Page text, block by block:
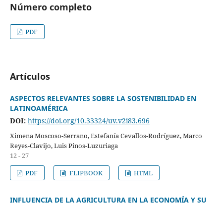
Número completo
PDF
Artículos
ASPECTOS RELEVANTES SOBRE LA SOSTENIBILIDAD EN
LATINOAMÉRICA
DOI: https://doi.org/10.33324/uv.v2i83.696
Ximena Moscoso-Serrano, Estefanía Cevallos-Rodríguez, Marco
Reyes-Clavijo, Luis Pinos-Luzuriaga
12 - 27
PDF
FLIPBOOK HTML
INFLUENCIA DE LA AGRICULTURA EN LA ECONOMÍA Y SU